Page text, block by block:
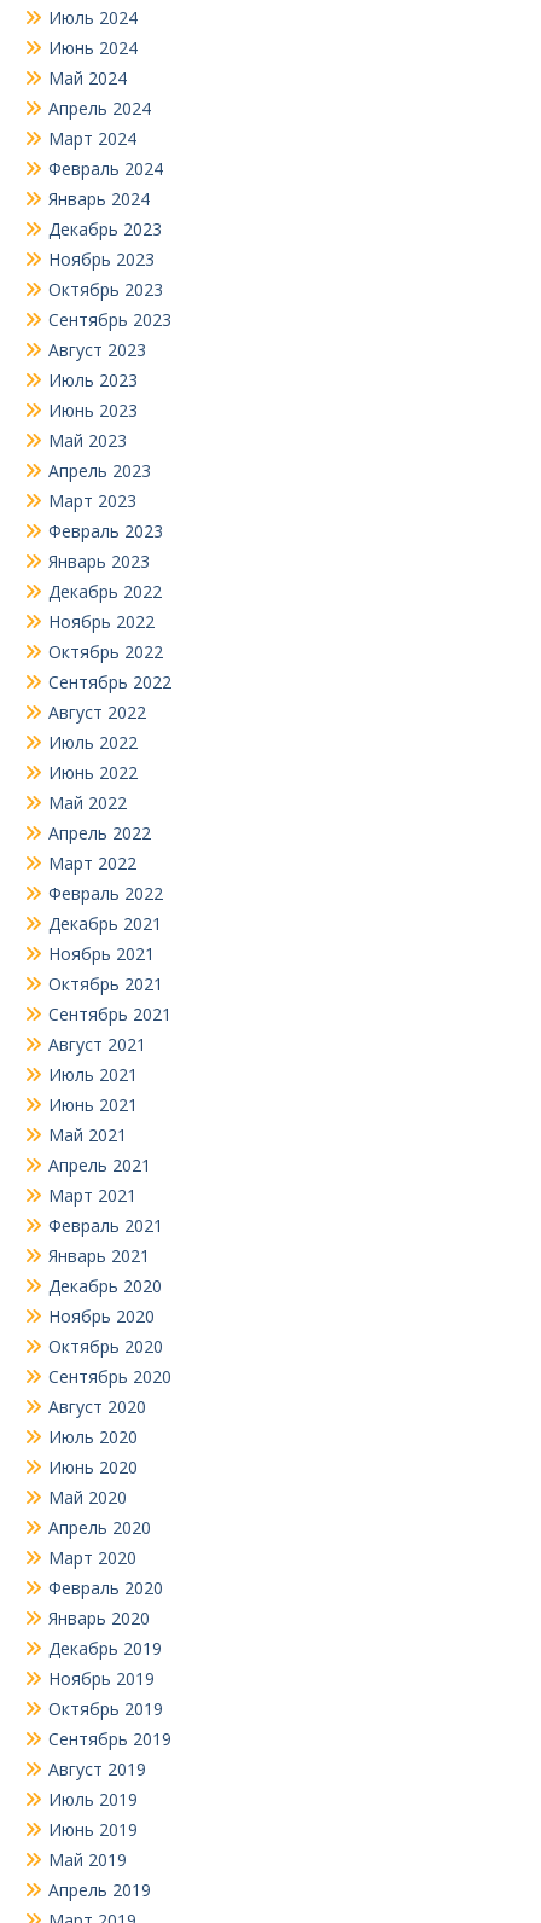
Июль 2024
Июнь 2024
Май 2024
Апрель 2024
Март 2024
Февраль 2024
Январь 2024
Декабрь 2023
Ноябрь 2023
Октябрь 2023
Сентябрь 2023
Август 2023
Июль 2023
Июнь 2023
Май 2023
Апрель 2023
Март 2023
Февраль 2023
Январь 2023
Декабрь 2022
Ноябрь 2022
Октябрь 2022
Сентябрь 2022
Август 2022
Июль 2022
Июнь 2022
Май 2022
Апрель 2022
Март 2022
Февраль 2022
Декабрь 2021
Ноябрь 2021
Октябрь 2021
Сентябрь 2021
Август 2021
Июль 2021
Июнь 2021
Май 2021
Апрель 2021
Март 2021
Февраль 2021
Январь 2021
Декабрь 2020
Ноябрь 2020
Октябрь 2020
Сентябрь 2020
Август 2020
Июль 2020
Июнь 2020
Май 2020
Апрель 2020
Март 2020
Февраль 2020
Январь 2020
Декабрь 2019
Ноябрь 2019
Октябрь 2019
Сентябрь 2019
Август 2019
Июль 2019
Июнь 2019
Май 2019
Апрель 2019